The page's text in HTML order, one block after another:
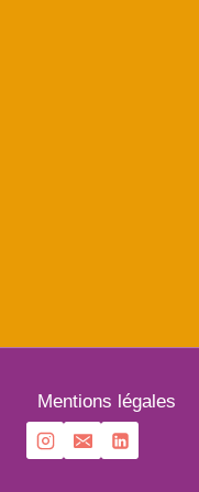
Mentions légales